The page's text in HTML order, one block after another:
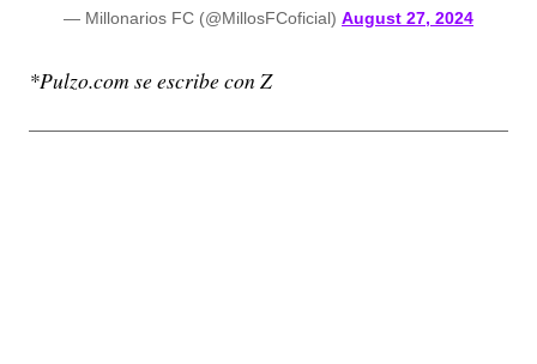
— Millonarios FC (@MillosFCoficial) August 27, 2024
*Pulzo.com se escribe con Z